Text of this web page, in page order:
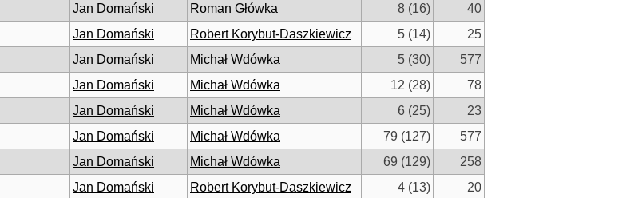
Jan Domański Roman Główka 8 (16)
40
Jan Domański Robert Korybut-Daszkiewicz 5 (14)
25
Jan Domański Michał Wdówka 5 (30)
577
Jan Domański Michał Wdówka 12 (28)
78
Jan Domański Michał Wdówka 6 (25)
23
Jan Domański Michał Wdówka 79 (127)
577
Jan Domański Michał Wdówka 69 (129)
258
Jan Domański Robert Korybut-Daszkiewicz 4 (13)
20